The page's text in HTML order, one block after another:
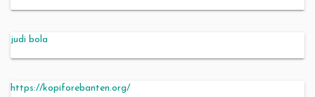
judi bola
https://kopiforebanten.org/